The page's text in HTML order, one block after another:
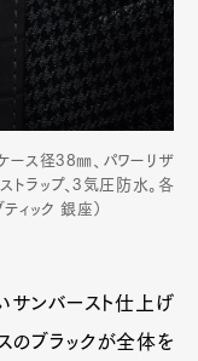
ース径38㎜、パワーリザ
トラップ、3気圧防水。各
ィック 銀座）
サンバースト仕上げ
のブラックが全体を